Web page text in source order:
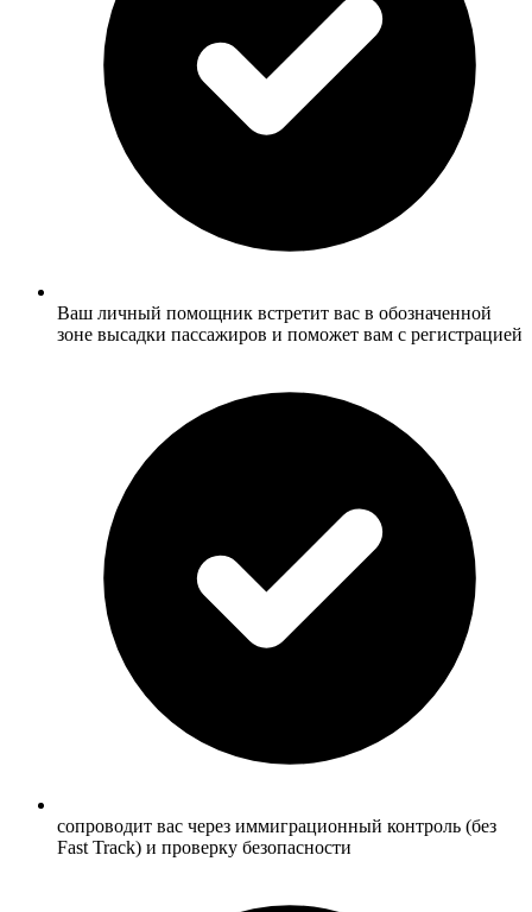
Ваш личный помощник встретит вас в обозначенной
зоне высадки пассажиров и поможет вам с регистрацией
сопроводит вас через иммиграционный контроль (без
Fast Track) и проверку безопасности